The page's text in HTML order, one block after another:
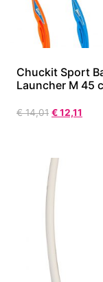
Chuckit Sport
Launcher M 45
€14,01 €12,11